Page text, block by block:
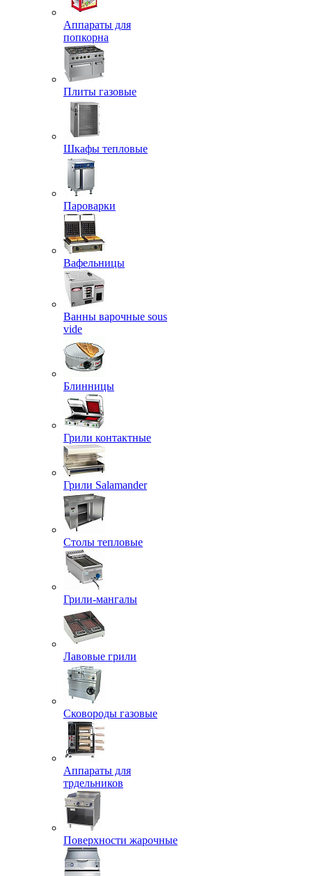
Аппараты для
попкорна
Плиты газовые
Шкафы тепловые
Пароварки
Вафельницы
Ванны варочные sous
vide
Блинницы
Грили контактные
Грили Salamander
Столы тепловые
Грили-мангалы
Лавовые грили
Сковороды газовые
Аппараты для
трдельников
Поверхности жарочные